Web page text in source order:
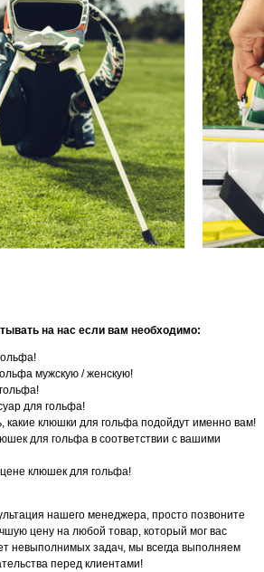
на нас если вам необходимо:
мужскую / женскую!
для гольфа!
какие клюшки для гольфа подойдут именно вам!
для гольфа в соответствии с вашими
клюшек для гольфа!
нашего менеджера, просто позвоните
цену на любой товар, который мог вас
невыполнимых задач, мы всегда выполняем
перед клиентами!